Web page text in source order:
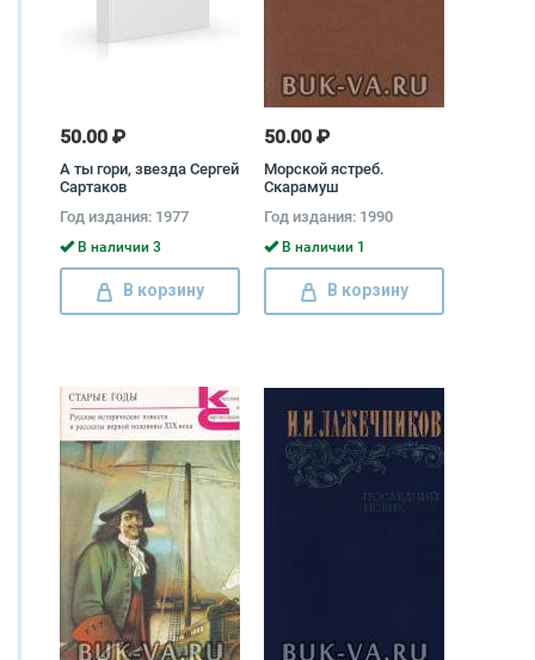
50.00 ₽
А ты гори, звезда Сергей
Сартаков
Год издания: 1977
В наличии 3
В корзину
50.00 ₽
Морской ястреб.
Скарамуш
Год издания: 1990
В наличии 1
В корзину